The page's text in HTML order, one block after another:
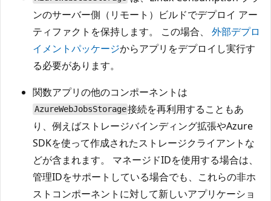
ンのサーバー側（リモート）ビルドでデプロイ アー
ティファクトを保持します。 この場合、 外部デプロ
イメントパッケージからアプリをデプロイし実行す
る必要があります。
関数アプリの他のコンポーネントは
AzureWebJobsStorage接続を再利用することもあ
り、例えばストレージバインディング拡張やAzure
SDKを使って作成されたストレージクライアントな
どが含まれます。 マネージドIDを使用する場合は、
管理IDをサポートしている場合でも、これらの非ホ
ストコンポーネントに対して新しいアプリケーショ